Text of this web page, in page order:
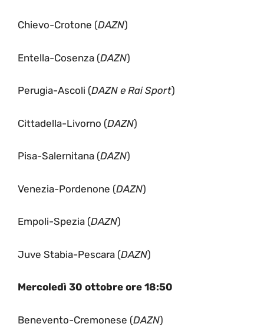
Chievo-Crotone (DAZN)
Entella-Cosenza (DAZN)
Perugia-Ascoli (DAZN e Rai Sport)
Cittadella-Livorno (DAZN)
Pisa-Salernitana (DAZN)
Venezia-Pordenone (DAZN)
Empoli-Spezia (DAZN)
Juve Stabia-Pescara (DAZN)
Mercoledì 30 ottobre ore 18:50
Benevento-Cremonese (DAZN)